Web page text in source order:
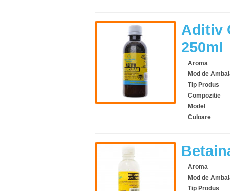
Aditiv
250ml
Aroma
Mod de
Tip Produs
Compozitie
Model
Culoare
Aroma
Mod de
Tip Produs